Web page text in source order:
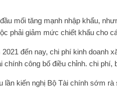
mối tăng mạnh nhập khẩu,
phải giảm mức chiết khấu cho
đến nay, chi phí kinh doanh
công bố điều chỉnh. chi phí,
lần kiến ​​nghị Bộ Tài chính sớm